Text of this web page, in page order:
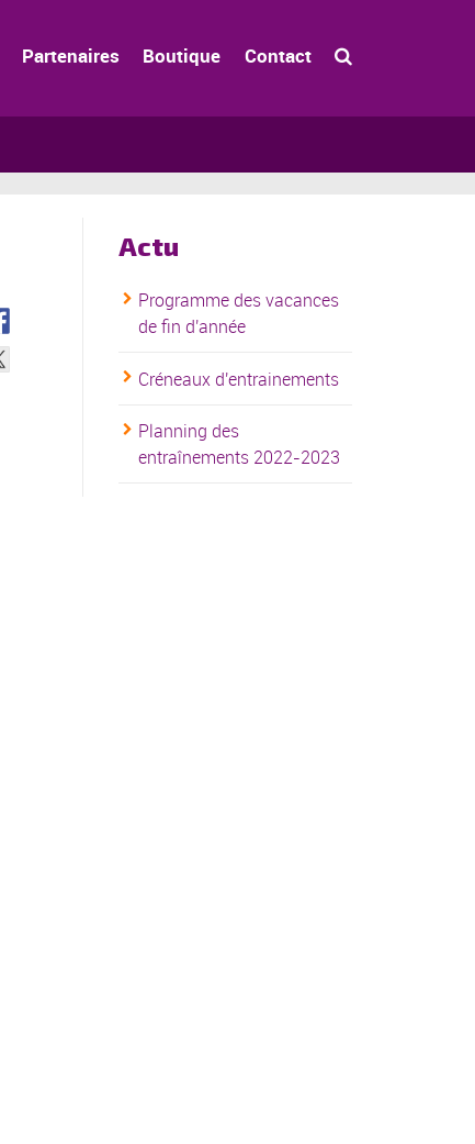
Partenaires Boutique Contact
Actu
Programme des vacances
de fin d'année
Créneaux d'entrainements
Planning des
entraînements 2022-2023